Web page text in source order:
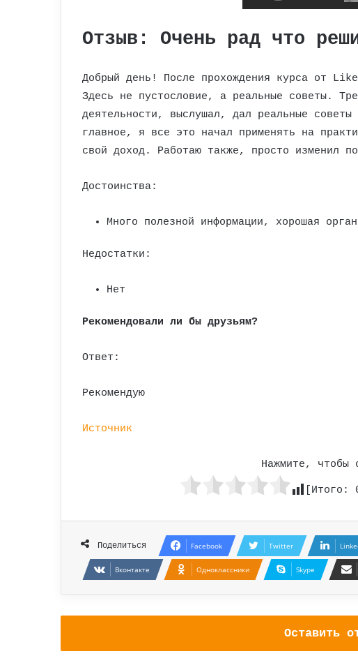
Отзыв: Очень рад что
Добрый день! После прохождения курса от
Здесь не пустословие, а реальные советы.
деятельности, выслушал, дал реальные
главное, я все это начал применять на
свой доход. Работаю также, просто изменил
Достоинства:
Много полезной информации, хорошая
Недостатки:
Нет
Рекомендовали ли бы друзьям?
Ответ:
Рекомендую
Источник
Нажмите, чтобы
[Итого:
Поделиться Facebook Twitter
Вконтакте Одноклассники Skype
Оставить